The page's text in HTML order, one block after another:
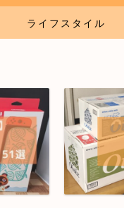
ライフスタイル